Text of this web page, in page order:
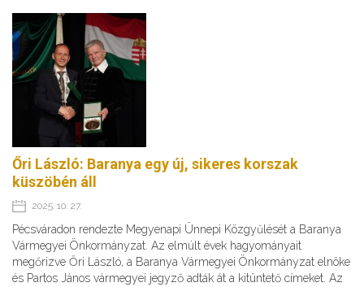
Őri László: Baranya egy új, sikeres korszak
küszöbén áll
2025. 10. 27.
Pécsváradon rendezte Megyenapi Ünnepi Közgyűlését a Baranya
Vármegyei Önkormányzat. Az elmúlt évek hagyományait
megőrizve Őri László, a Baranya Vármegyei Önkormányzat elnöke
és Partos János vármegyei jegyző adták át a kitüntető címeket. Az